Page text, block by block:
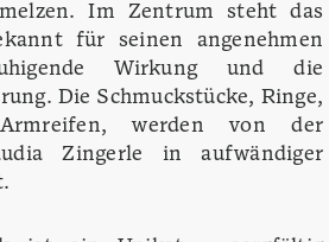
Im Zentrum steht das
für seinen angenehmen
Wirkung und die
Die Schmuckstücke, Ringe,
werden von der
Zingerle in aufwändiger